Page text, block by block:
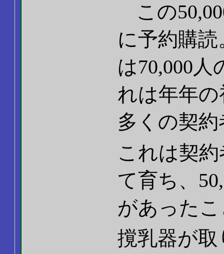
この
に予約購
は70,000
れは年年
多くの契
これは契約
て育ち、
があった
撹乳器が